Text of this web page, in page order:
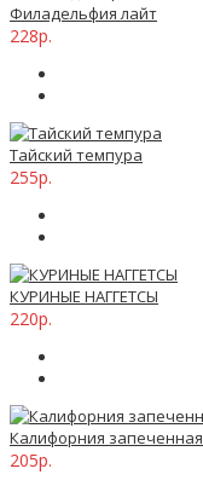
Филадельфия лайт
228р.
Тайский темпура
255р.
КУРИНЫЕ НАГГЕТСЫ
220р.
Калифорния запеченная
205р.